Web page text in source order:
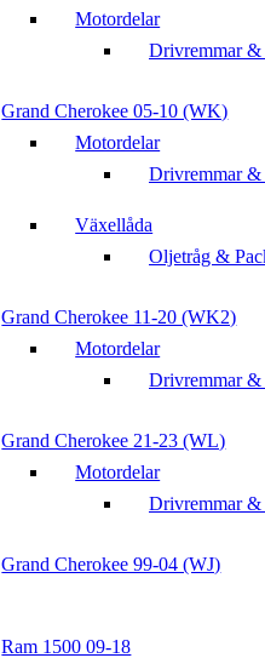
Motordelar
Drivremmar &
Grand Cherokee 05-10 (WK)
Motordelar
Drivremmar &
Växellåda
Oljetråg &
Grand Cherokee 11-20 (WK2)
Motordelar
Drivremmar &
Grand Cherokee 21-23 (WL)
Motordelar
Drivremmar &
Grand Cherokee 99-04 (WJ)
Ram 1500 09-18